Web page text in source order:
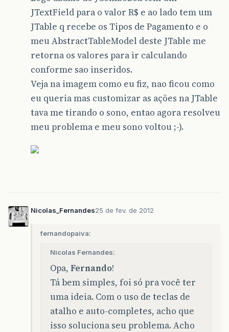
JTextField para o valor R$ e ao lado tem um
JTable q recebe os Tipos de Pagamento e o
meu AbstractTableModel deste JTable me
retorna os valores para ir calculando
conforme sao inseridos.
Veja na imagem como eu fiz, nao ficou como
eu queria mas customizar as ações na JTable
tava me tirando o sono, entao agora resolveu
meu problema e meu sono voltou ;-).
Nicolas_Fernandes25 de fev. de 2012
fernandopaiva:
Nicolas Fernandes:
Opa, Fernando!
Tá bem simples, foi só pra você ter
uma ideia. Com o uso de teclas de
atalho e auto-completes, acho que
isso soluciona seu problema. Acho